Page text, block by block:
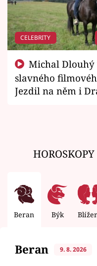
CELEBRITY
slavného
Jezdil na něm i
Beran Býk
Beran 9. 8. 2026